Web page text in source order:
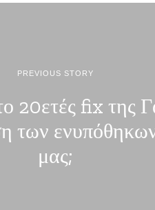
PREVIOUS STORY
20ετές fix της
των
μας;